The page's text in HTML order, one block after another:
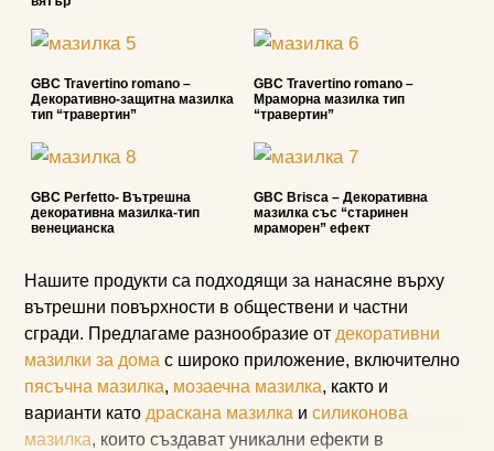
GBC Travertino romano –
Декоративно-защитна мазилка
тип “травертин”
GBC Travertino romano –
Мраморна мазилка тип
“травертин”
GBC Perfetto- Вътрешна
декоративна мазилка-тип
венецианска
GBC Brisca – Декоративна
мазилка със “старинен
мраморен” ефект
Нашите продукти са подходящи за нанасяне върху
вътрешни повърхности в обществени и частни
сгради. Предлагаме разнообразие от декоративни
мазилки за дома с широко приложение, включително
пясъчна мазилка, мозаечна мазилка, както и
варианти като драскана мазилка исиликонова
мазилка, които създават уникални ефекти в